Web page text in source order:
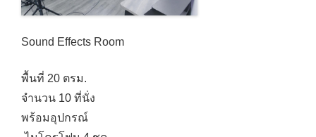
Sound Effects Room
พื้นที่ 20 ตรม.
จำนวน 10 ที่นั่ง
พร้อมอุปกรณ์